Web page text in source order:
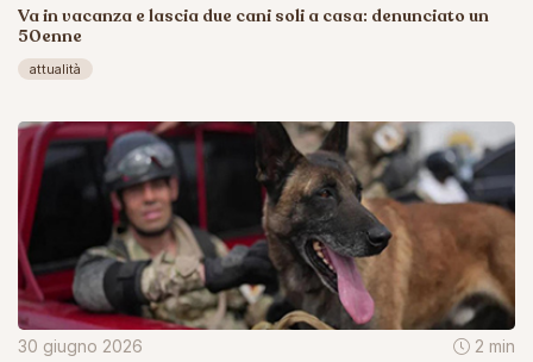
Va in vacanza e lascia due cani soli a casa: denunciato un
50enne
attualità
30 giugno 2026 2 min